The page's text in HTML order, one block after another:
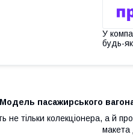
У
будь-
Модель пасажирського
не тільки колекціонера, а й
макета